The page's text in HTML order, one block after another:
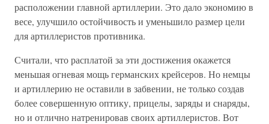
расположении главной артиллерии. Это дало экономию в
весе, улучшило остойчивость и уменьшило размер цели
для артиллеристов противника.
Считали, что расплатой за эти достижения окажется
меньшая огневая мощь германских крейсеров. Но немцы
и артиллерию не оставили в забвении, не только создав
более совершенную оптику, прицелы, заряды и снаряды,
но и отлично натренировав своих артиллеристов. Вот